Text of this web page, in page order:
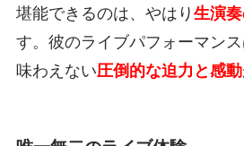
堪能できるのは、やはり 生演
す。彼のライブパフォーマン
味わえない圧倒的な迫力と感動